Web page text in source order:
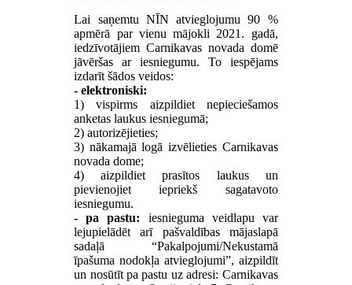
Lai saņemtu NĪN atvieglojumu 90 %
apmērā par vienu mājokli 2021. gadā,
iedzīvotājiem Carnikavas novada domē
jāvēršas ar iesniegumu. To iespējams
izdarīt šādos veidos:
- elektroniski:
1) vispirms aizpildiet nepieciešamos
anketas laukus iesniegumā;
2) autorizējieties;
3) nākamajā logā izvēlieties Carnikavas
novada dome;
4) aizpildiet prasītos laukus un
pievienojiet iepriekš sagatavoto
iesniegumu.
- pa pastu: iesnieguma veidlapu var
lejupielādēt arī pašvaldības mājaslapā
sadaļā “Pakalpojumi/Nekustamā
īpašuma nodokļa atvieglojumi”, aizpildīt
un nosūtīt pa pastu uz adresi: Carnikavas